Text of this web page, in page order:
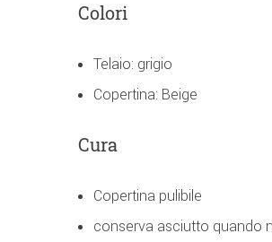
Colori
Telaio: grigio
Copertina: Beige
Cura
Copertina pulibile
conserva asciutto quando